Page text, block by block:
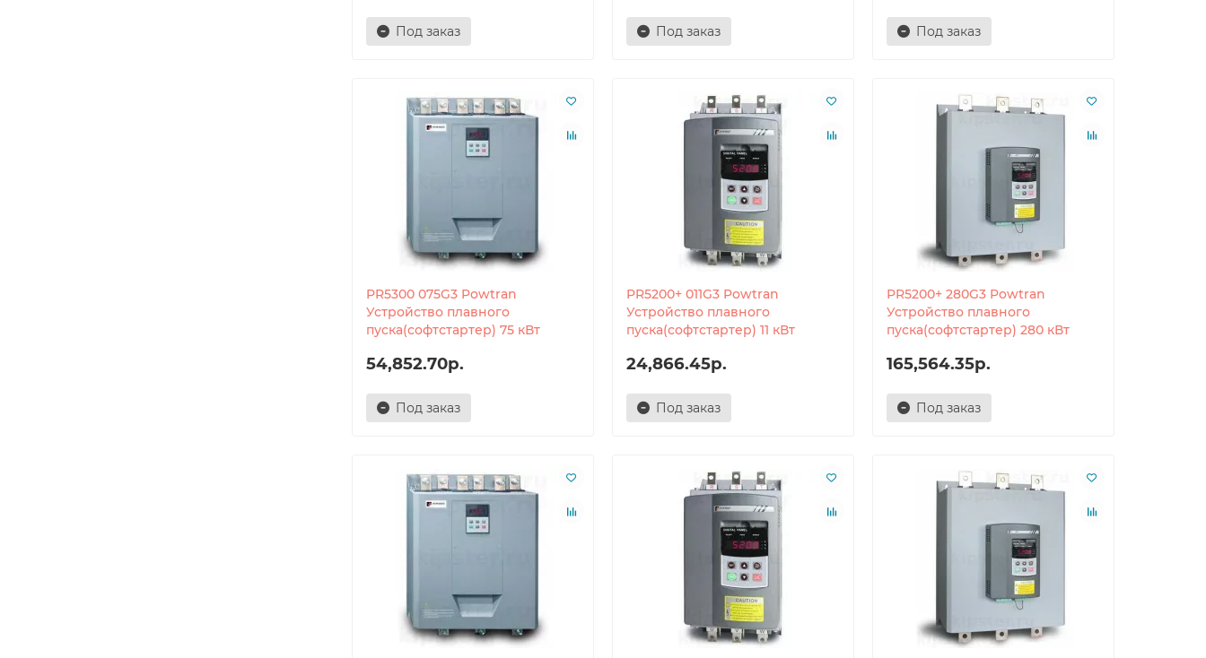
Под заказ Под заказ Под заказ
PR5300 075G3 Powtran
Устройство плавного
пуска(софтстартер) 75 кВт
54,852.70р.
Под заказ
PR5200+ 011G3 Powtran
Устройство плавного
пуска(софтстартер) 11 кВт
24,866.45р.
Под заказ
PR5200+ 280G3 Powtran
Устройство плавного
пуска(софтстартер) 280 кВт
165,564.35р.
Под заказ